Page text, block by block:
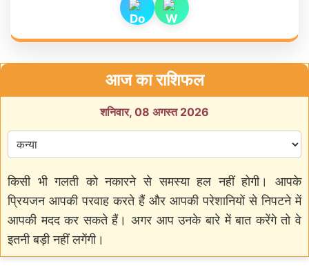
आज का राशिफल
शनिवार, 08 अगस्त 2026
किसी भी गलती को नकारने से समस्या हल नहीं होगी। आपके
प्रियजन आपकी परवाह करते हैं और आपकी परेशानियों से निपटने में
आपकी मदद कर सकते हैं। अगर आप उनके बारे में बात करेंगे तो वे
इतनी बड़ी नहीं लगेंगी।